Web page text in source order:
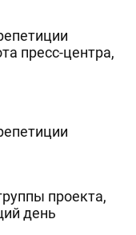
пресс-центра,
проекта,
день